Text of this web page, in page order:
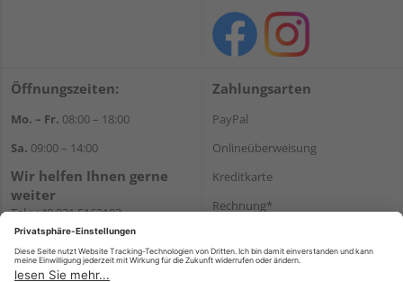
Öffnungszeiten:
Mo. – Fr. 08:00 – 18:00
Sa. 09:00 – 14:00
Wir helfen Ihnen gerne
weiter
Tel.:+49 921 5163102
E-Mail:shop@dostler.de
Zahlungsarten
PayPal
Onlineüberweisung
Kreditkarte
Rechnung*
Versand